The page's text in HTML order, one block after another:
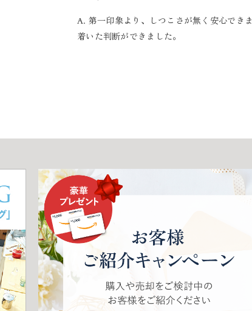
A. 第一印象より、しつこさが無く安心でき
着いた判断ができました。